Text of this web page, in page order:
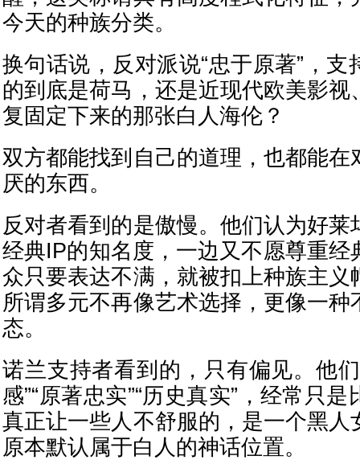
今天的种族分类。
换句话说，反对派说“忠于原著”，支
的到底是荷马，还是近现代欧美影视
复固定下来的那张白人海伦？
双方都能找到自己的道理，也都能在
厌的东西。
反对者看到的是傲慢。他们认为好莱
经典IP的知名度，一边又不愿尊重经
众只要表达不满，就被扣上种族主义
所谓多元不再像艺术选择，更像一种
态。
诺兰支持者看到的，只有偏见。他
感”“原著忠实”“历史真实”，经常只
真正让一些人不舒服的，是一个黑人
原本默认属于白人的神话位置。